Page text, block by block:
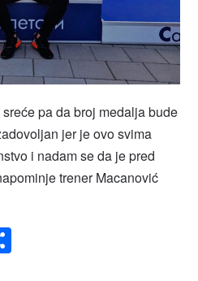
pa da broj medalja bude
jer je ovo svima
i nadam se da je pred
trener Macanović